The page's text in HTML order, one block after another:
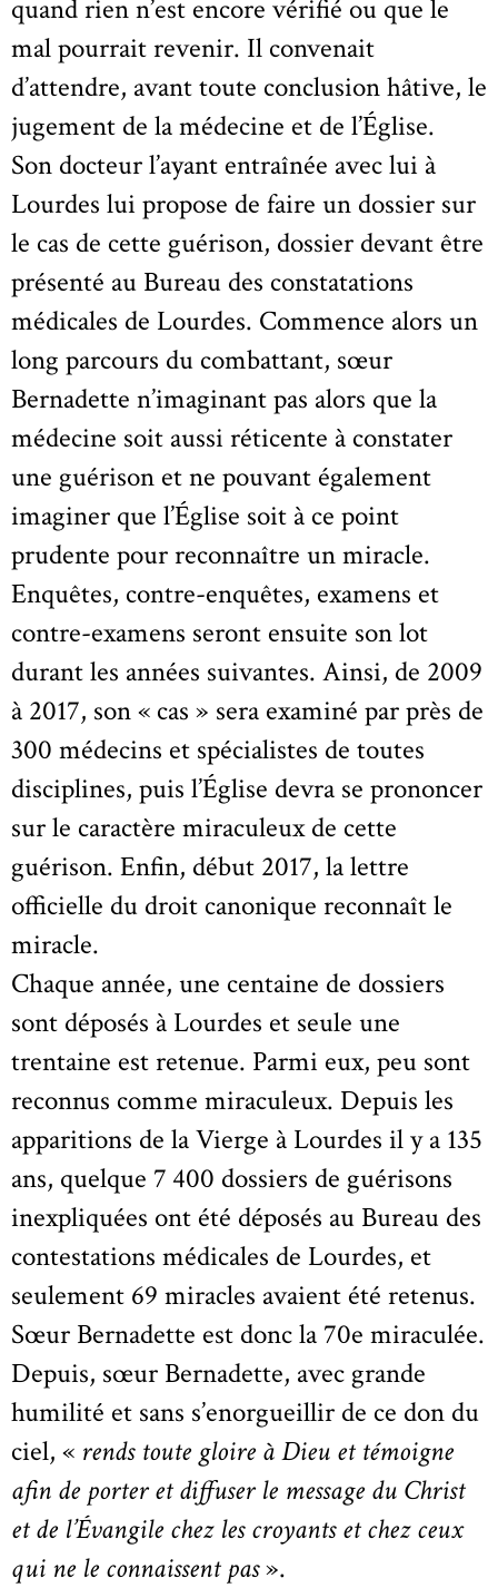
quand rien n’est encore vérifié ou que le
mal pourrait revenir. Il convenait
d’attendre, avant toute conclusion hâtive, le
jugement de la médecine et de l’Église.
Son docteur l’ayant entraînée avec lui à
Lourdes lui propose de faire un dossier sur
le cas de cette guérison, dossier devant être
présenté au Bureau des constatations
médicales de Lourdes. Commence alors un
long parcours du combattant, sœur
Bernadette n’imaginant pas alors que la
médecine soit aussi réticente à constater
une guérison et ne pouvant également
imaginer que l’Église soit à ce point
prudente pour reconnaître un miracle.
Enquêtes, contre-enquêtes, examens et
contre-examens seront ensuite son lot
durant les années suivantes. Ainsi, de 2009
à 2017, son « cas » sera examiné par près de
300 médecins et spécialistes de toutes
disciplines, puis l’Église devra se prononcer
sur le caractère miraculeux de cette
guérison. Enfin, début 2017, la lettre
officielle du droit canonique reconnaît le
miracle.
Chaque année, une centaine de dossiers
sont déposés à Lourdes et seule une
trentaine est retenue. Parmi eux, peu sont
reconnus comme miraculeux. Depuis les
apparitions de la Vierge à Lourdes il y a 135
ans, quelque 7 400 dossiers de guérisons
inexpliquées ont été déposés au Bureau des
contestations médicales de Lourdes, et
seulement 69 miracles avaient été retenus.
Sœur Bernadette est donc la 70e miraculée.
Depuis, sœur Bernadette, avec grande
humilité et sans s’enorgueillir de ce don du
ciel, « rends toute gloire à Dieu et témoigne
afin de porter et diffuser le message du Christ
et de l’Évangile chez les croyants et chez ceux
qui ne le connaissent pas».